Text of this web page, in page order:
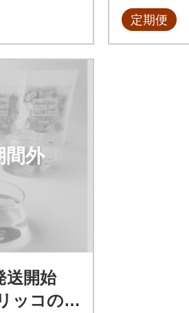
定期便
間外
送開始
ッコの